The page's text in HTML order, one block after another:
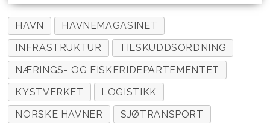
HAVN
HAVNEMAGASINET
INFRASTRUKTUR
TILSKUDDSORDNING
NÆRINGS- OG FISKERIDEPARTEMENTET
KYSTVERKET
LOGISTIKK
NORSKE HAVNER
SJØTRANSPORT